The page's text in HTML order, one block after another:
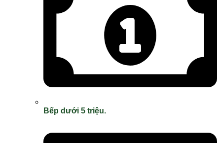
Bếp dưới 5 triệu.